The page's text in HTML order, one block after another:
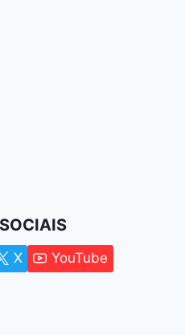
X YouTube